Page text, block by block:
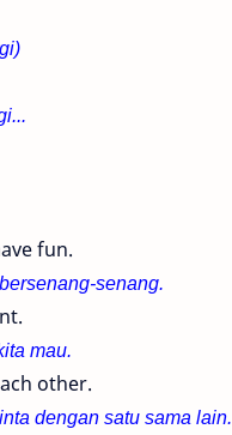
fun.
senang.
mau.
other.
dengan satu sama lain.